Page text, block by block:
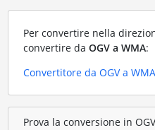
Per convertire nella
convertire da OGV a WMA:
Convertitore da OGV a WMA
Prova la conversione in